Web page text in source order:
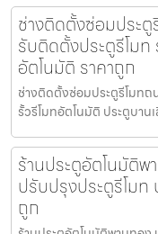
ช่างติดตั้งซ่อมประ
รับติดตั้งประตูรีโมท
อัตโนมัติ ราคาถูก
ช่างติดตั้งซ่อมประตูรีโมทถ
รั้วรีโมทอัตโนมัติ ประตูบาน
ร้านประตูอัตโนมัติ
ปรับปรุงประตูรีโมท
ถูก